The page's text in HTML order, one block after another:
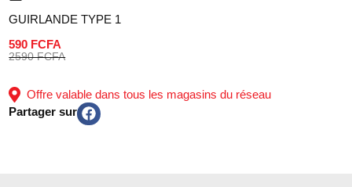
GUIRLANDE TYPE 1
590 FCFA
2590 FCFA
Offre valable dans tous les magasins du réseau
Partager sur